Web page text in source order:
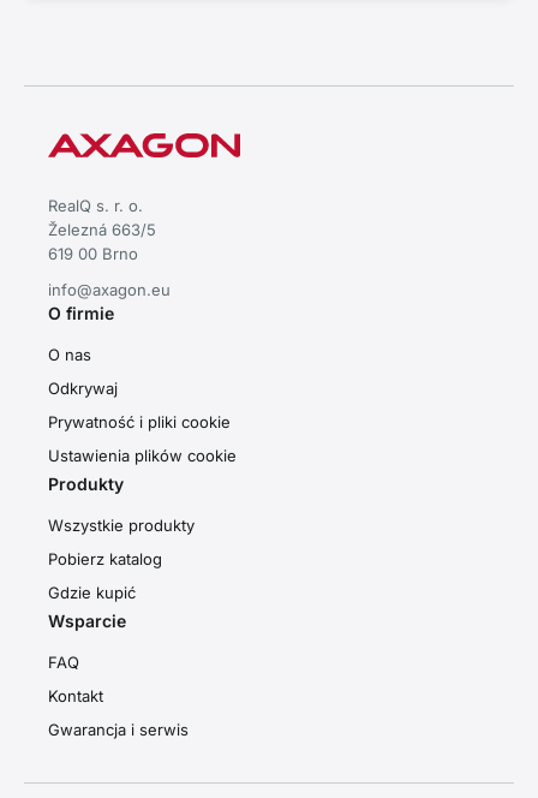
RealQ s. r. o.
Železná 663/5
619 00 Brno
info@axagon.eu
O firmie
O nas
Odkrywaj
Prywatność i pliki cookie
Ustawienia plików cookie
Produkty
Wszystkie produkty
Pobierz katalog
Gdzie kupić
Wsparcie
FAQ
Kontakt
Gwarancja i serwis